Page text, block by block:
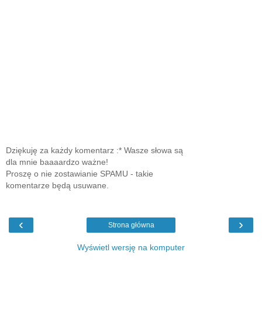
Dziękuję za każdy komentarz :* Wasze słowa są
dla mnie baaaardzo ważne!
Proszę o nie zostawianie SPAMU - takie
komentarze będą usuwane.
‹ ›
Strona główna
Wyświetl wersję na komputer